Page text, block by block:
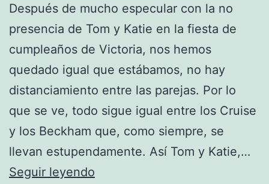
Después de mucho especular con la no
presencia de Tom y Katie en la fiesta de
cumpleaños de Victoria, nos hemos
quedado igual que estábamos, no hay
distanciamiento entre las parejas. Por lo
que se ve, todo sigue igual entre los Cruise
y los Beckham que, como siempre, se
llevan estupendamente. Así Tom y Katie,…
Seguir leyendo